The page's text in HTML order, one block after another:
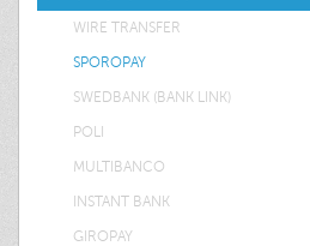
WIRE TRANSFER
SPOROPAY
SWEDBANK (BANK LINK)
POLI
MULTIBANCO
INSTANT BANK
GIROPAY